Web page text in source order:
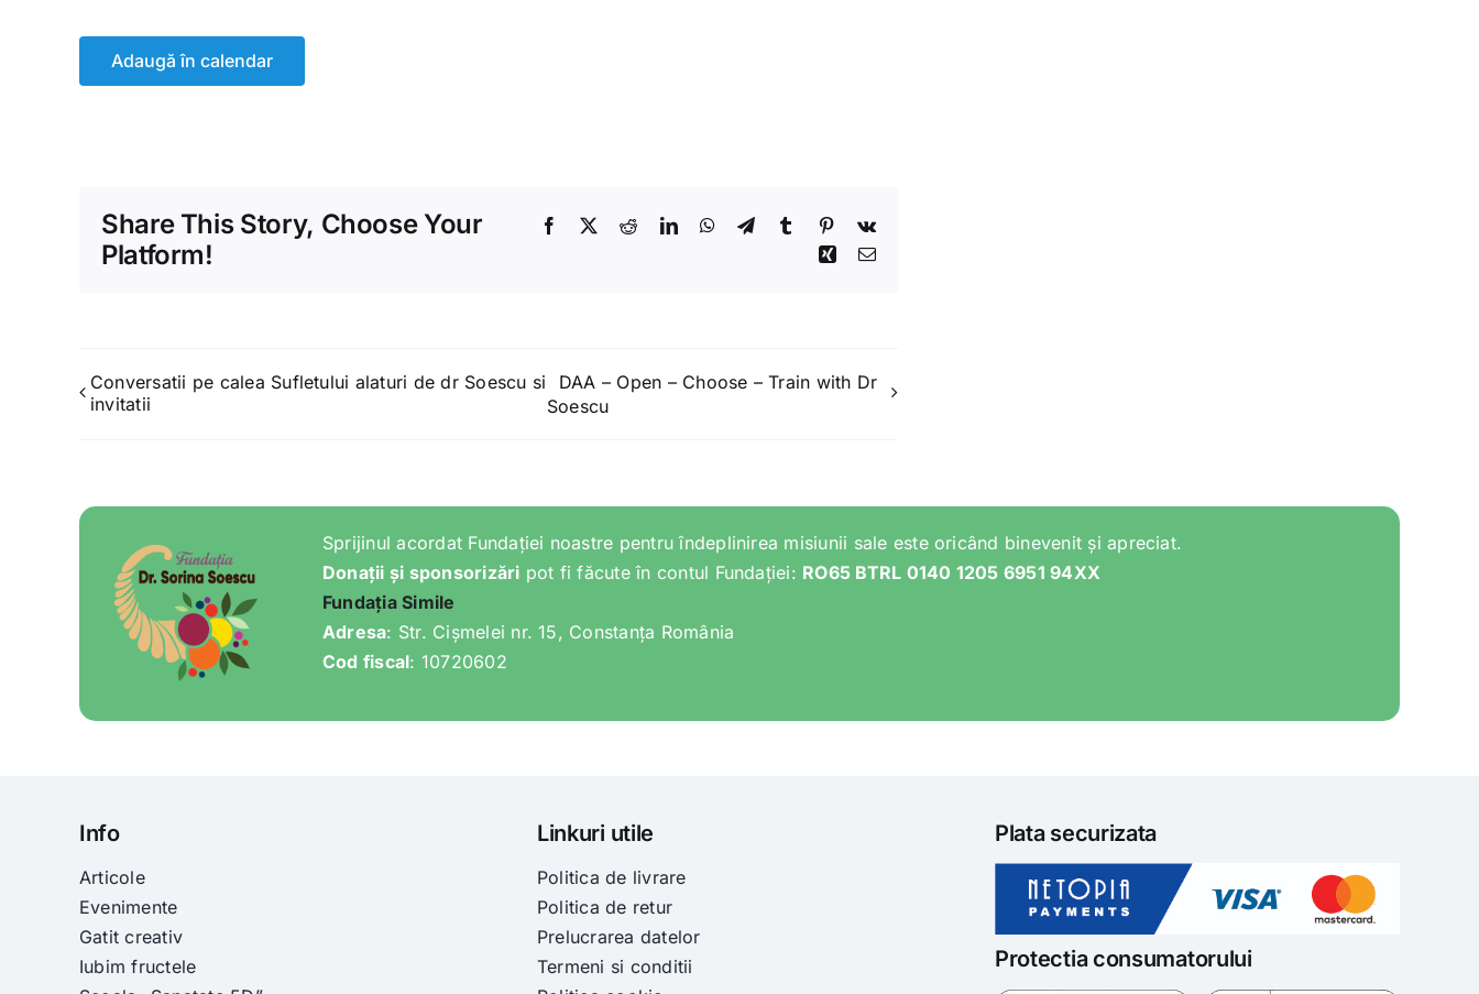
Adaugă în calendar
Share This Story, Choose Your
Platform!
Facebook RedditLinkedInWhatsApp
TelegramTumblrPinterest
Vk
Xing Email
Conversatii pe calea Sufletului alaturi de dr Soescu si
invitatii
DAA – Open – Choose – Train with Dr
Soescu
Sprijinul acordat Fundației noastre pentru îndeplinirea misiunii sale este oricând binevenit și apreciat.
Donații și sponsorizări pot fi făcute în contul Fundației: RO65 BTRL 0140 1205 6951 94XX
Fundația Simile
Adresa: Str. Cișmelei nr. 15, Constanța România
Cod fiscal: 10720602
Info
Articole
Evenimente
Gatit creativ
Iubim fructele
Linkuri utile
Politica de livrare
Politica de retur
Prelucrarea datelor
Termeni si conditii
Plata securizata
Protectia consumatorului